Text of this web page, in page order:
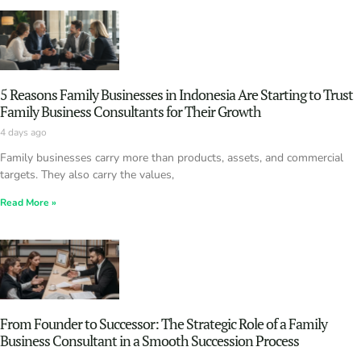
5 Reasons Family Businesses in Indonesia Are Starting to Trust
Family Business Consultants for Their Growth
4 days ago
Family businesses carry more than products, assets, and commercial
targets. They also carry the values,
Read More »
From Founder to Successor: The Strategic Role of a Family
Business Consultant in a Smooth Succession Process